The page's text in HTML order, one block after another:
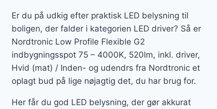
Er du på udkig efter praktisk LED belysning til
boligen, der falder i kategorien LED driver? Så er
Nordtronic Low Profile Flexible G2
indbygningsspot 75 – 4000K, 520lm, inkl. driver,
Hvid (mat) / Inden- og udendrs fra Nordtronic et
oplagt bud på lige nøjagtig det, du har brug for.
Her får du god LED belysning, der gør akkurat